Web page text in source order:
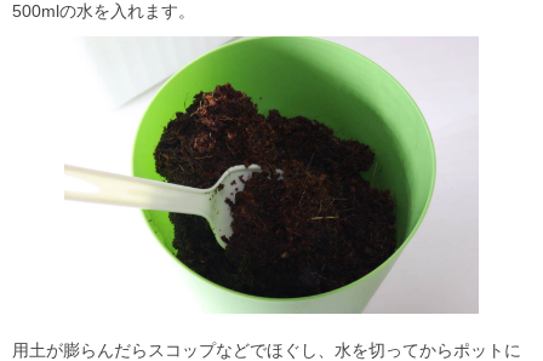
500mlの水を入れます。
用土が膨らんだらスコップなどでほぐし、水を切ってからポットに